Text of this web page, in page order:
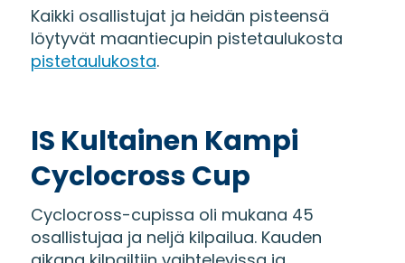
Kaikki osallistujat ja heidän pisteensä
löytyvät maantiecupin pistetaulukosta
pistetaulukosta.
IS Kultainen Kampi
Cyclocross Cup
Cyclocross-cupissa oli mukana 45
osallistujaa ja neljä kilpailua. Kauden